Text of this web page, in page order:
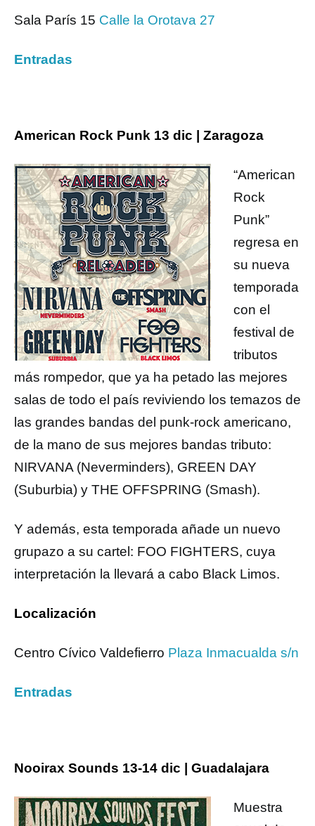
Sala París 15 Calle la Orotava 27
Entradas
American Rock Punk 13 dic | Zaragoza
“American
Rock
Punk”
regresa en
su nueva
temporada
con el
festival de
tributos
más rompedor, que ya ha petado las mejores
salas de todo el país reviviendo los temazos de
las grandes bandas del punk-rock americano,
de la mano de sus mejores bandas tributo:
NIRVANA (Neverminders), GREEN DAY
(Suburbia) y THE OFFSPRING (Smash).
Y además, esta temporada añade un nuevo
grupazo a su cartel: FOO FIGHTERS, cuya
interpretación la llevará a cabo Black Limos.
Localización
Centro Cívico Valdefierro Plaza Inmacualda s/n
Entradas
Nooirax Sounds 13-14 dic | Guadalajara
Muestra